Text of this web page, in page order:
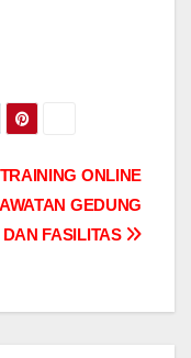
TRAINING ONLINE
GEDUNG
DAN FASILITAS